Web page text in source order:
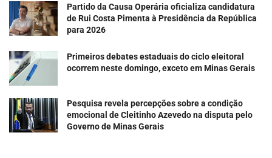
Partido da Causa Operária oficializa candidatura
de Rui Costa Pimenta à Presidência da República
para 2026
Primeiros debates estaduais do ciclo eleitoral
ocorrem neste domingo, exceto em Minas Gerais
Pesquisa revela percepções sobre a condição
emocional de Cleitinho Azevedo na disputa pelo
Governo de Minas Gerais